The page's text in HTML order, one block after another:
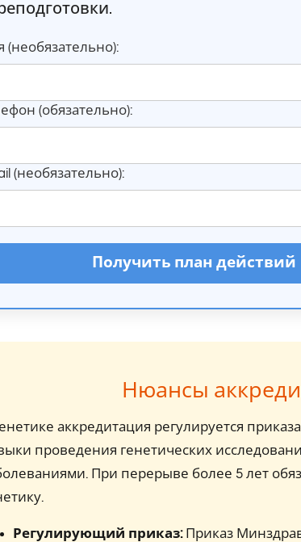
(необязательно):
(обязательно):
(необязательно):
Получить план действий
Нюансы
аккредитация регулируется
проведения генетических
При перерыве более 5 лет
Регулирующий приказ:Приказ